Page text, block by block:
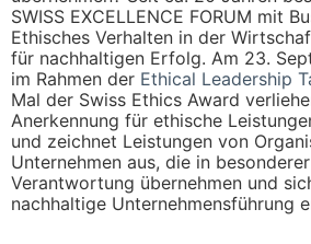
SWISS EXCELLENCE FORUM mit
Ethisches Verhalten in der
für nachhaltigen Erfolg. Am 23.
im Rahmen der Ethical Leadership
Mal der Swiss Ethics Award
Anerkennung für ethische
und zeichnet Leistungen von
Unternehmen aus, die in
Verantwortung übernehmen und
nachhaltige Unternehmensführung